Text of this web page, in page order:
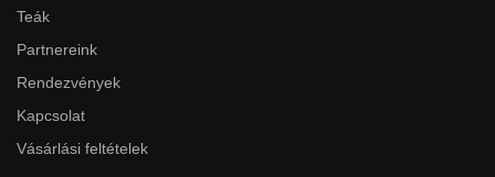
Teák
Partnereink
Rendezvények
Kapcsolat
Vásárlási feltételek